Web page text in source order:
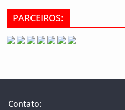
PARCEIROS:
Contato: